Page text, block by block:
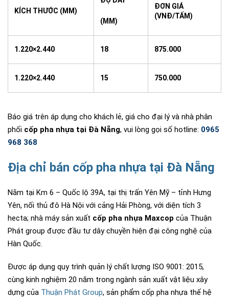
KÍCH THƯỚC (MM)
(MM)
ĐƠN GIÁ
(VNĐ/TẤM)
1.220×2.440 18 875.000
1.220×2.440 15 750.000
Báo giá trên áp dụng cho khách lẻ, giá cho đại lý và nhà phân
phối cốp pha nhựa tại Đà Nẵng, vui lòng gọi số hotline: 0965
968 368
Địa chỉ bán cốp pha nhựa tại Đà Nẵng
Nằm tại Km 6 – Quốc lộ 39A, tại thị trấn Yên Mỹ – tỉnh Hưng
Yên, nối thủ đô Hà Nội với cảng Hải Phòng, với diện tích 3
hecta; nhà máy sản xuất cốp pha nhựa Maxcop của Thuận
Phát group được đầu tư dây chuyền hiện đại công nghệ của
Hàn Quốc.
Được áp dụng quy trình quản lý chất lượng ISO 9001: 2015,
cùng kinh nghiệm 20 năm trong ngành sản xuất vật liệu xây
dựng của Thuận Phát Group, sản phẩm cốp pha nhựa thế hệ